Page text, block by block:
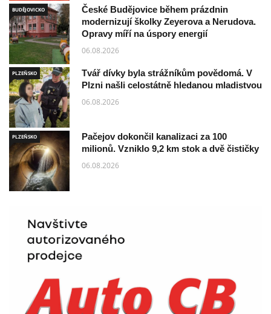
BUDĚJOVICKO
České Budějovice během prázdnin
modernizují školky Zeyerova a Nerudova.
Opravy míří na úspory energií
06.08.2026
PLZEŇSKO
Tvář dívky byla strážníkům povědomá. V
Plzni našli celostátně hledanou mladistvou
06.08.2026
PLZEŇSKO
Pačejov dokončil kanalizaci za 100
milionů. Vzniklo 9,2 km stok a dvě čističky
06.08.2026